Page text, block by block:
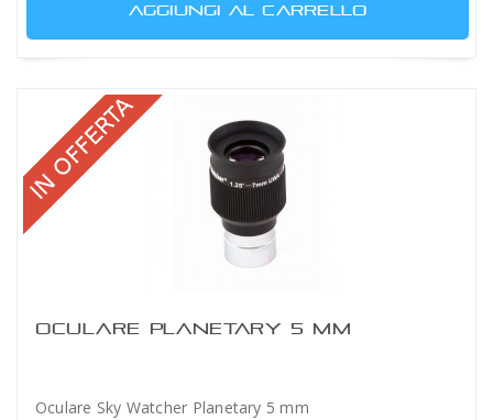
AGGIUNGI AL CARRELLO
OCULARE PLANETARY 5 MM
Oculare Sky Watcher Planetary 5 mm